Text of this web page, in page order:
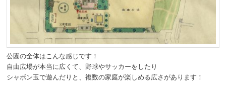
公園の全体はこんな感じです！
自由広場が本当に広くて、野球やサッカーをしたり
シャボン玉で遊んだりと、複数の家庭が楽しめる広さがあります！